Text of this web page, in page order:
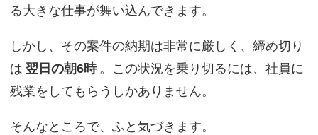
る大きな仕事が舞い込んできます。
しかし、その案件の納期は非常に厳しく、締め切り
は 翌日の朝6時 。この状況を乗り切るには、社員に
残業をしてもらうしかありません。
そんなところで、ふと気づきます。